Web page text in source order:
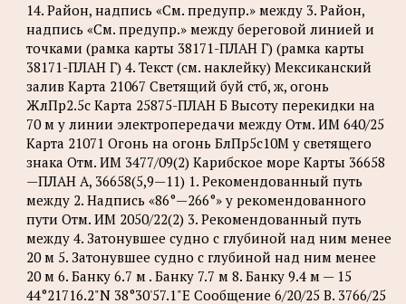
14. Район, надпись «См. предупр.» между 3. Район,
надпись «См. предупр.» между береговой линией и
точками (рамка карты 38171-ПЛАН Г) (рамка карты
38171-ПЛАН Г) 4. Текст (см. наклейку) Мексиканский
залив Карта 21067 Светящий буй стб, ж, огонь
ЖлПр2.5с Карта 25875-ПЛАН Б Высоту перекидки на
70 м у линии электропередачи между Отм. ИМ 640/25
Карта 21071 Огонь на огонь БлПр5с10М у светящего
знака Отм. ИМ 3477/09(2) Карибское море Карты 36658
—ПЛАН А, 36658(5,9—11) 1. Рекомендованный путь
между 2. Надпись «86°—266°» у рекомендованного
пути Отм. ИМ 2050/22(2) 3. Рекомендованный путь
между 4. Затонувшее судно с глубиной над ним менее
20 м 5. Затонувшее судно с глубиной над ним менее
20 м 6. Банку 6.7 м . Банку 7.7 м 8. Банку 9.4 м — 15
44°21716.2"N 38°30'57.1"Е Сообщение 6/20/25 B. 3766/25